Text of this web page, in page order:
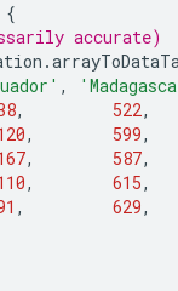
{
accurate)
.
,
, 522,
, 599,
, 587,
, 615,
, 629,